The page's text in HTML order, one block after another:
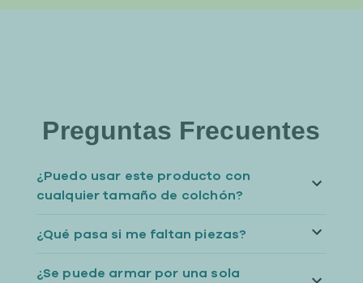
Preguntas Frecuentes
¿Puedo usar este producto con
cualquier tamaño de colchón?
¿Qué pasa si me faltan piezas?
¿Se puede armar por una sola